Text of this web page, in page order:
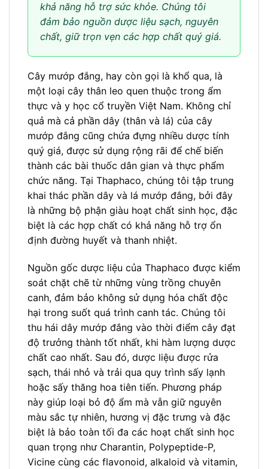
khả năng hỗ trợ sức khỏe. Chúng tôi
đảm bảo nguồn dược liệu sạch, nguyên
chất, giữ trọn vẹn các hợp chất quý giá.
Cây mướp đắng, hay còn gọi là khổ qua, là
một loại cây thân leo quen thuộc trong ẩm
thực và y học cổ truyền Việt Nam. Không chỉ
quả mà cả phần dây (thân và lá) của cây
mướp đắng cũng chứa đựng nhiều dược tính
quý giá, được sử dụng rộng rãi để chế biến
thành các bài thuốc dân gian và thực phẩm
chức năng. Tại Thaphaco, chúng tôi tập trung
khai thác phần dây và lá mướp đắng, bởi đây
là những bộ phận giàu hoạt chất sinh học, đặc
biệt là các hợp chất có khả năng hỗ trợ ổn
định đường huyết và thanh nhiệt.
Nguồn gốc dược liệu của Thaphaco được kiểm
soát chặt chẽ từ những vùng trồng chuyên
canh, đảm bảo không sử dụng hóa chất độc
hại trong suốt quá trình canh tác. Chúng tôi
thu hái dây mướp đắng vào thời điểm cây đạt
độ trưởng thành tốt nhất, khi hàm lượng dược
chất cao nhất. Sau đó, dược liệu được rửa
sạch, thái nhỏ và trải qua quy trình sấy lạnh
hoặc sấy thăng hoa tiên tiến. Phương pháp
này giúp loại bỏ độ ẩm mà vẫn giữ nguyên
màu sắc tự nhiên, hương vị đặc trưng và đặc
biệt là bảo toàn tối đa các hoạt chất sinh học
quan trọng như Charantin, Polypeptide-P,
Vicine cùng các flavonoid, alkaloid và vitamin,